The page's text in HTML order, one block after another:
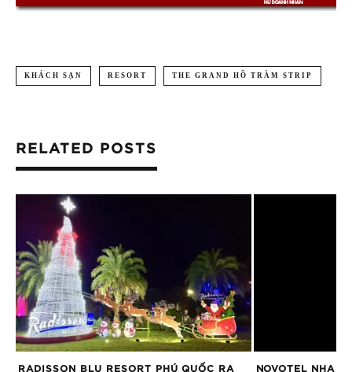
KHÁCH SẠN RESORT THE GRAND HỒ TRÀM STRIP
RELATED POSTS
RADISSON BLU RESORT PHÚ QUỐC RA
NOVOTEL NHA